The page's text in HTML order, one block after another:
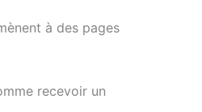
à des pages
recevoir un